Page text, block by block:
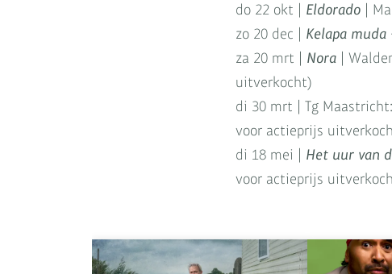
do 22 okt | Eldorado |
zo 20 dec | Kelapa
za 20 mrt | Nora |
uitverkocht)
di 30 mrt | Tg Maastricht:
voor actieprijs
di 18 mei | Het uur van
voor actieprijs